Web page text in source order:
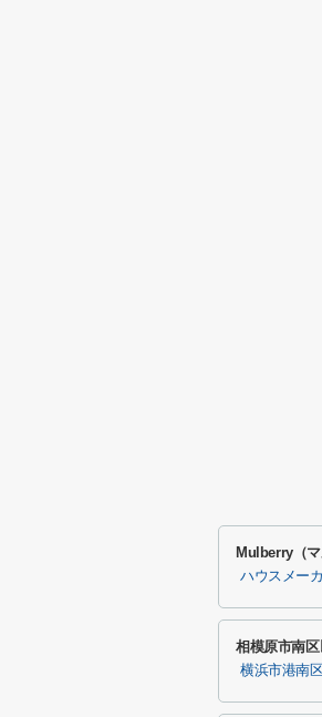
Mulberry（
ハウスメー
相模原市南
横浜市港南区